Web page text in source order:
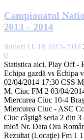
Campionatul
2013 – 2014
Juniori I U18 2013-2014
0
Statistica aici. Play Off -
Echipa gazdă vs Echipa
02/04/2014 17:30 CSS
M. Ciuc FM 2 03/04/
Miercurea Ciuc 10-4
Miercurea Ciuc - ASC
Ciuc câştigă seria 2 din
mică Nr. Data Ora
Rezultat (Locaţie) Fm 1